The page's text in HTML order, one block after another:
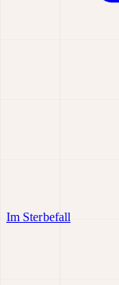
Im Sterbefall